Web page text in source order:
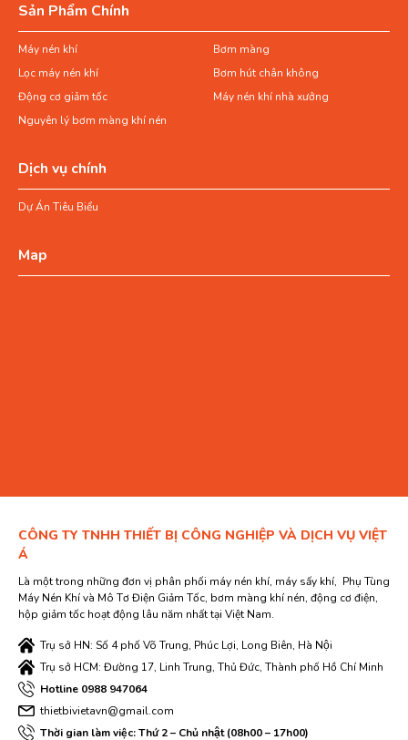
Sản Phẩm Chính
Máy nén khí
Bơm màng
Lọc máy nén khí
Bơm hút chân không
Động cơ giảm tốc
Máy nén khí nhà xưởng
Nguyên lý bơm màng khí nén
Dịch vụ chính
Dự Án Tiêu Biểu
Map
CÔNG TY TNHH THIẾT BỊ CÔNG NGHIỆP VÀ DỊCH VỤ VIỆT
Á
Là một trong những đơn vị phân phối máy nén khí, máy sấy khí, Phụ Tùng
Máy Nén Khí và Mô Tơ Điện Giảm Tốc, bơm màng khí nén, động cơ điện,
hộp giảm tốc hoạt động lâu năm nhất tại Việt Nam.
Trụ sở HN: Số 4 phố Võ Trung, Phúc Lợi, Long Biên, Hà Nội
Trụ sở HCM: Đường 17, Linh Trung, Thủ Đức, Thành phố Hồ Chí Minh
Hotline 0988 947064
thietbivietavn@gmail.com
Thời gian làm việc: Thứ 2 – Chủ nhật (08h00 – 17h00)